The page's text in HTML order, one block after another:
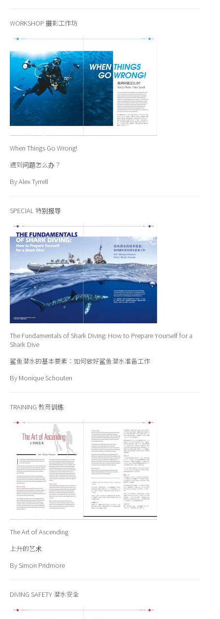
WORKSHOP 摄影工作坊
When Things Go Wrong!
遇到问题怎么办？
By Alex Tyrrell
SPECIAL 特别报导
The Fundamentals of Shark Diving: How to Prepare Yourself for a
Shark Dive
鲨鱼潜水的基本要素：如何做好鲨鱼潜水准备工作
By Monique Schouten
TRAINING 教育训练
The Art of Ascending
上升的艺术
By Simon Pridmore
DIVING SAFETY 潜水安全